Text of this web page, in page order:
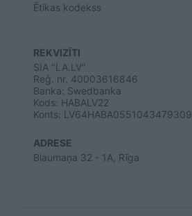
Ētikas kodekss
REKVIZĪTI
SIA "LA.LV"
Reģ. nr. 40003616846
Banka: Swedbanka
Kods: HABALV22
Konts: LV64HABA0551043479309
ADRESE
Blaumaņa 32 - 1A, Rīga